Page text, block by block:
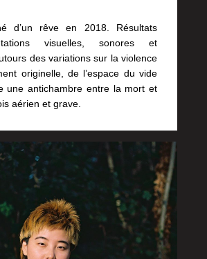
d’un rêve en 2018. Résultats
visuelles, sonores et
des variations sur la violence
originelle, de l’espace du vide
une antichambre entre la mort et
aérien et grave.